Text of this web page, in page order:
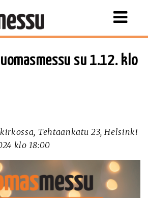
Näytä
su 1.12. klo
Tehtaankatu 23, Helsinki
klo 18:00